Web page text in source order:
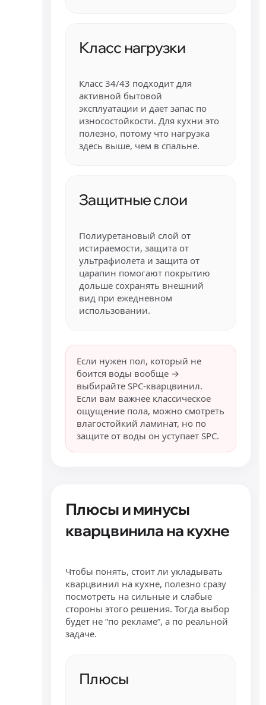
Класс нагрузки
Класс 34/43 подходит для
активной бытовой
эксплуатации и дает запас по
износостойкости. Для кухни это
полезно, потому что нагрузка
здесь выше, чем в спальне.
Защитные слои
Полиуретановый слой от
истираемости, защита от
ультрафиолета и защита от
царапин помогают покрытию
дольше сохранять внешний
вид при ежедневном
использовании.
Если нужен пол, который не
боится воды вообще →
выбирайте SPC-кварцвинил.
Если вам важнее классическое
ощущение пола, можно смотреть
влагостойкий ламинат, но по
защите от воды он уступает SPC.
Плюсы и минусы
кварцвинила на кухне
Чтобы понять, стоит ли укладывать
кварцвинил на кухне, полезно сразу
посмотреть на сильные и слабые
стороны этого решения. Тогда выбор
будет не “по рекламе”, а по реальной
задаче.
Плюсы